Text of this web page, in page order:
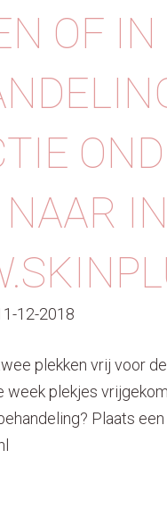
OF
12-2018
plekken vrij voor
week plekjes
Plaats